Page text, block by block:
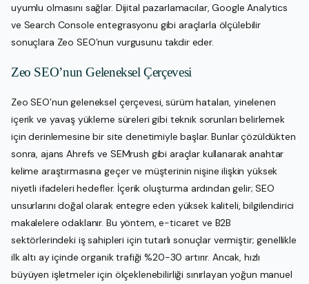
uyumlu olmasını sağlar. Dijital pazarlamacılar, Google Analytics
ve Search Console entegrasyonu gibi araçlarla ölçülebilir
sonuçlara Zeo SEO’nun vurgusunu takdir eder.
Zeo SEO’nun Geleneksel Çerçevesi
Zeo SEO’nun geleneksel çerçevesi, sürüm hataları, yinelenen
içerik ve yavaş yükleme süreleri gibi teknik sorunları belirlemek
için derinlemesine bir site denetimiyle başlar. Bunlar çözüldükten
sonra, ajans Ahrefs ve SEMrush gibi araçlar kullanarak anahtar
kelime araştırmasına geçer ve müşterinin nişine ilişkin yüksek
niyetli ifadeleri hedefler. İçerik oluşturma ardından gelir; SEO
unsurlarını doğal olarak entegre eden yüksek kaliteli, bilgilendirici
makalelere odaklanır. Bu yöntem, e-ticaret ve B2B
sektörlerindeki iş sahipleri için tutarlı sonuçlar vermiştir; genellikle
ilk altı ay içinde organik trafiği %20-30 artırır. Ancak, hızlı
büyüyen işletmeler için ölçeklenebilirliği sınırlayan yoğun manuel